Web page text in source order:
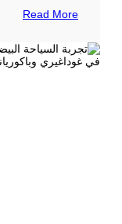
Read More